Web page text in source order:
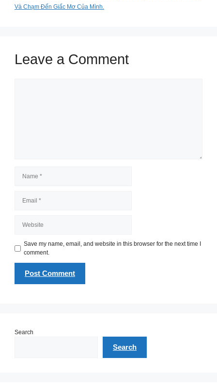
Và Chạm Đến Giấc Mơ Của Mình.
Leave a Comment
Save my name, email, and website in this browser for the next time I
comment.
Search
Search